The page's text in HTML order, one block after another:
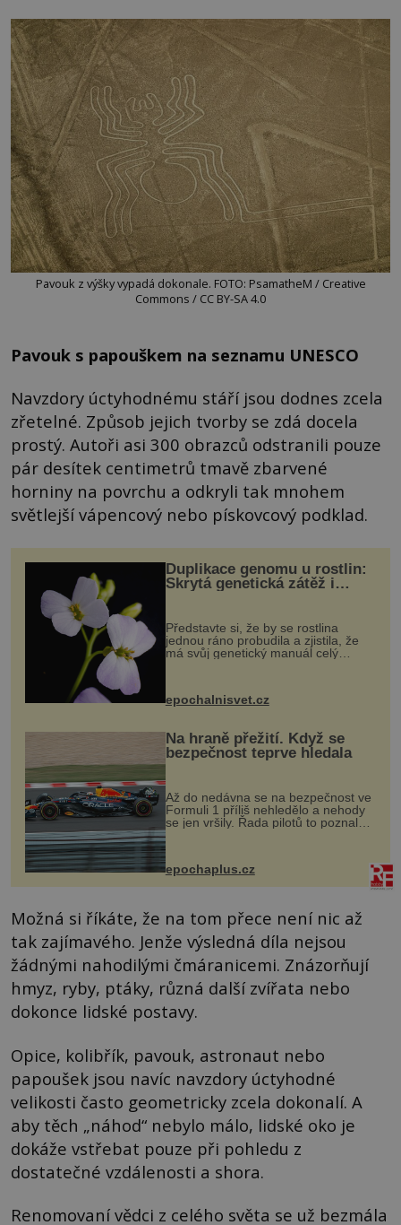
Pavouk z výšky vypadá dokonale. FOTO: PsamatheM / Creative
Commons / CC BY-SA 4.0
Pavouk s papouškem na seznamu UNESCO
Navzdory úctyhodnému stáří jsou dodnes zcela
zřetelné. Způsob jejich tvorby se zdá docela
prostý. Autoři asi 300 obrazců odstranili pouze
pár desítek centimetrů tmavě zbarvené
horniny na povrchu a odkryli tak mnohem
světlejší vápencový nebo pískovcový podklad.
Duplikace genomu u rostlin:
Skrytá genetická zátěž i
Představte si, že by se rostlina
jednou ráno probudila a zjistila, že
má svůj genetický manuál celý
vstupenka...
epochalnisvet.cz
Na hraně přežití. Když se
bezpečnost teprve hledala
Až do nedávna se na bezpečnost ve
Formuli 1 příliš nehledělo a nehody
se jen vršily. Řada pilotů to poznala
na vlastní kůži, často s trvalými
následky nebo bohužel i ztrátou
života. Dnes nepochopiteln...
epochaplus.cz
Možná si říkáte, že na tom přece není nic až
tak zajímavého. Jenže výsledná díla nejsou
žádnými nahodilými čmáranicemi. Znázorňují
hmyz, ryby, ptáky, různá další zvířata nebo
dokonce lidské postavy.
Opice, kolibřík, pavouk, astronaut nebo
papoušek jsou navíc navzdory úctyhodné
velikosti často geometricky zcela dokonalí. A
aby těch „náhod“ nebylo málo, lidské oko je
dokáže vstřebat pouze při pohledu z
dostatečné vzdálenosti a shora.
Renomovaní vědci z celého světa se už bezmála